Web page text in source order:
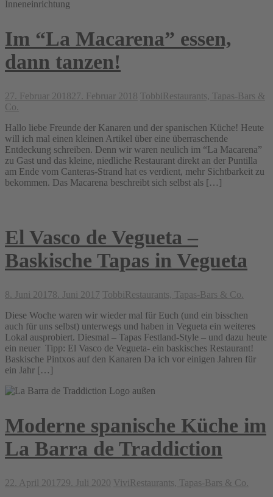
Im “La Macarena” essen,
dann tanzen!
27. Februar 201827. Februar 2018 TobbiRestaurants, Tapas-Bars &
Co.
Hallo liebe Freunde der Kanaren und der spanischen Küche! Heute
will ich mal einen kleinen Artikel über eine überraschende
Entdeckung schreiben. Denn wir waren neulich im “La Macarena”
zu Gast und das kleine, niedliche Restaurant direkt an der Puntilla
am Ende vom Canteras-Strand hat es verdient, mehr Sichtbarkeit zu
bekommen. Das Macarena beschreibt sich selbst als […]
El Vasco de Vegueta –
Baskische Tapas in Vegueta
8. Juni 20178. Juni 2017 TobbiRestaurants, Tapas-Bars & Co.
Diese Woche waren wir wieder mal für Euch (und ein bisschen
auch für uns selbst) unterwegs und haben in Vegueta ein weiteres
Lokal ausprobiert. Diesmal – Tapas Festland-Style – und dazu heute
ein neuer Tipp: El Vasco de Vegueta- ein baskisches Restaurant!
Baskische Pintxos auf den Kanaren Da ich vor einigen Jahren für
ein Jahr […]
Moderne spanische Küche im
La Barra de Traddiction
22. April 201729. Juli 2020 ViviRestaurants, Tapas-Bars & Co.